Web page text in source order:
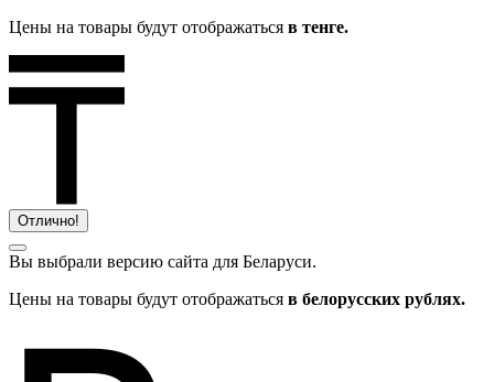
Цены на товары будут отображаться в тенге.
Отлично!
Вы выбрали версию сайта для Беларуси.
Цены на товары будут отображаться в белорусских рублях.